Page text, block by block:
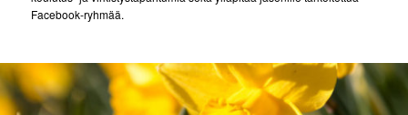
Facebook-ryhmää.